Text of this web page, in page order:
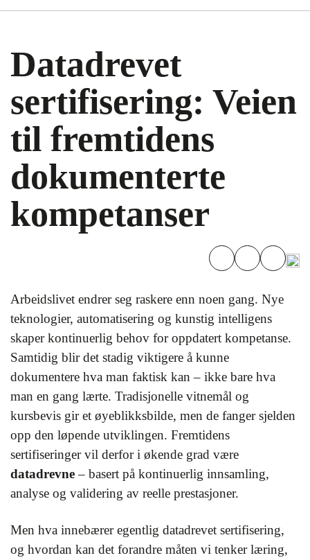
Datadrevet
sertifisering: Veien
til fremtidens
dokumenterte
kompetanser
Arbeidslivet endrer seg raskere enn noen gang. Nye
teknologier, automatisering og kunstig intelligens
skaper kontinuerlig behov for oppdatert kompetanse.
Samtidig blir det stadig viktigere å kunne
dokumentere hva man faktisk kan – ikke bare hva
man en gang lærte. Tradisjonelle vitnemål og
kursbevis gir et øyeblikksbilde, men de fanger sjelden
opp den løpende utviklingen. Fremtidens
sertifiseringer vil derfor i økende grad være
datadrevne– basert på kontinuerlig innsamling,
analyse og validering av reelle prestasjoner.
Men hva innebærer egentlig datadrevet sertifisering,
og hvordan kan det forandre måten vi tenker læring,